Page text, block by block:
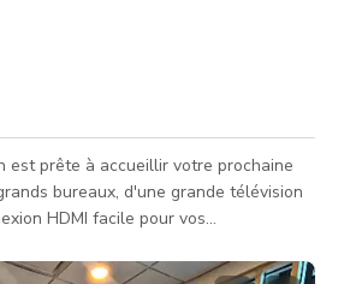
est prête à accueillir votre prochaine
bureaux, d'une grande télévision
HDMI facile pour vos